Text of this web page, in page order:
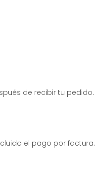
de recibir tu pedido.
el pago por factura.